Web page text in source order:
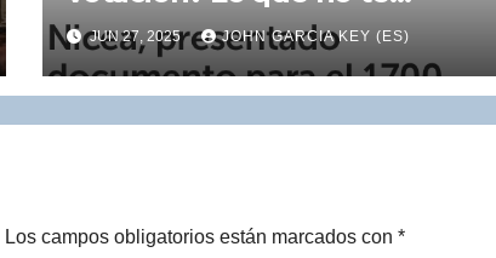
contaron del Concilio de
Nicea (325 d.C.)
JUN 27, 2025 JOHN GARCIA KEY (ES)
Los campos obligatorios están marcados con *